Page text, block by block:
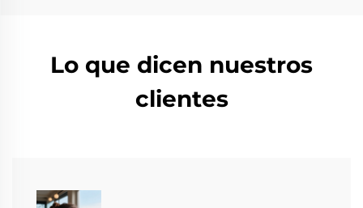
Lo que dicen nuestros
clientes